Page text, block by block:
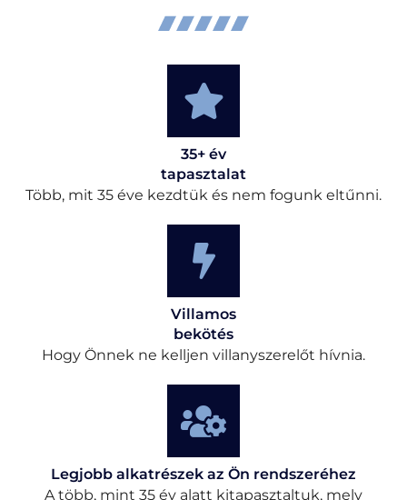
35+ év
tapasztalat
Több, mit 35 éve kezdtük és nem fogunk eltűnni.
Villamos
bekötés
Hogy Önnek ne kelljen villanyszerelőt hívnia.
Legjobb alkatrészek az Ön rendszeréhez
A több, mint 35 év alatt kitapasztaltuk, mely